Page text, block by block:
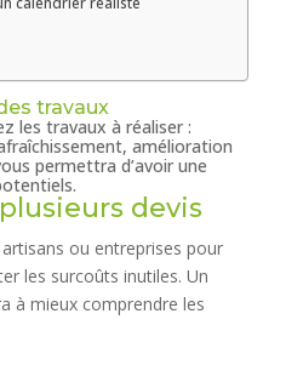
travaux
les travaux à réaliser :
amélioration
permettra d’avoir une
devis
ou entreprises pour
les surcoûts inutiles. Un
à mieux comprendre les